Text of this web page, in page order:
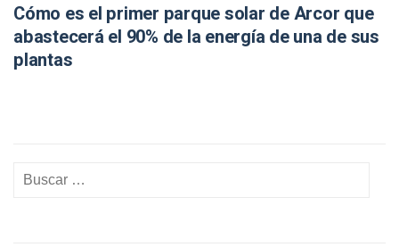
Cómo es el primer parque solar de Arcor que
abastecerá el 90% de la energía de una de sus
plantas